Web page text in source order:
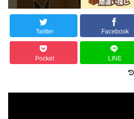
Twitter Facebook
Pocket LINE